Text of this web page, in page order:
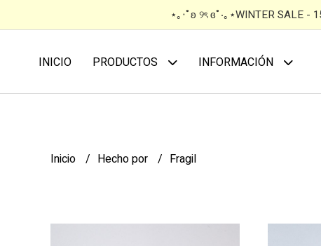
⋆｡‧˚ʚ ୨ৎ ɞ˚‧｡⋆WINTER SALE -
INICIO PRODUCTOS INFORMACIÓN
Inicio Hecho por Fragil